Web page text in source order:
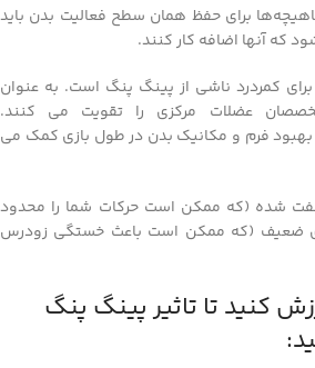
برای حفظ همان سطح فعالیت بدن باید
که آنها اضافه کار کنند.
برای کمردرد ناشی از پینگ پنگ است. به عنوان
عضلات مرکزی را تقویت می کنند.
بهبود فرم و مکانیک بدن در طول بازی کمک می
شده (که ممکن است حرکات شما را محدود
ضعیف (که ممکن است باعث خستگی زودرس
کنید تا تاثیر پینگ پنگ